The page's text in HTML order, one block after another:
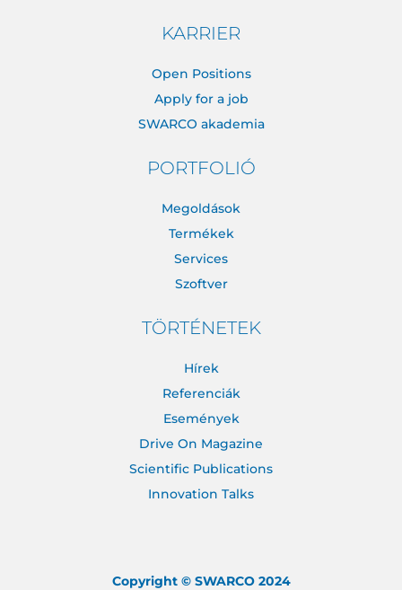
KARRIER
Open Positions
Apply for a job
SWARCO akademia
PORTFOLIÓ
Megoldások
Termékek
Services
Szoftver
TÖRTÉNETEK
Hírek
Referenciák
Események
Drive On Magazine
Scientific Publications
Innovation Talks
Copyright © SWARCO 2024